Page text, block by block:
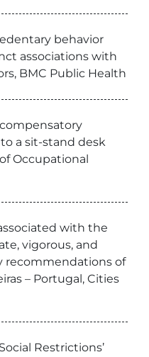
behavior
associations with
BMC Public Health
a sit-stand desk
Occupational
with the
vigorous, and
recommendations of
– Portugal, Cities
Restrictions’